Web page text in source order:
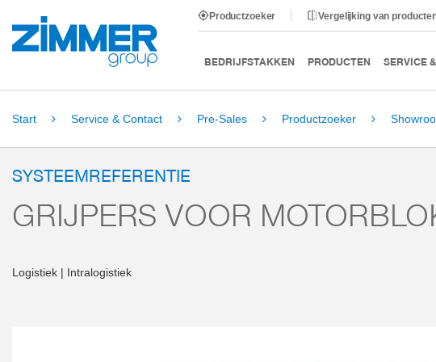
Productzoeker Vergelijking van
BEDRIJFSTAKKEN PRODUCTEN SERVICE
Start Service & Contact Pre-Sales Productzoeker
SYSTEEMREFERENTIE
GRIJPERS VOOR
Logistiek | Intralogistiek